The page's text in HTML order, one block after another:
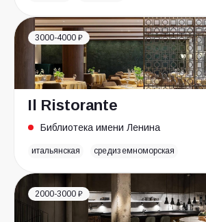
3000-4000 ₽
Il Ristorante
Библиотека имени Ленина
итальянская средиземноморская
2000-3000 ₽